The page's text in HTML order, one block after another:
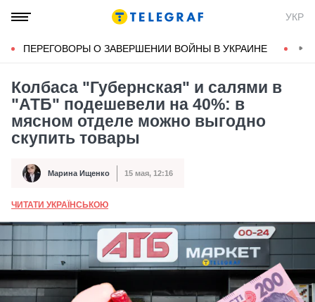
УКР
ПЕРЕГОВОРЫ О ЗАВЕРШЕНИИ ВОЙНЫ В УКРАИНЕ
Колбаса "Губернская" и салями в
"АТБ" подешевели на 40%: в
мясном отделе можно выгодно
скупить товары
Автор Марина Ищенко
Дата публикации 15 мая, 12:16
ЧИТАТИ УКРАЇНСЬКОЮ